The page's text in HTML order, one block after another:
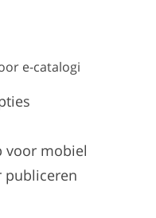
e-catalogi
voor mobiel
publiceren